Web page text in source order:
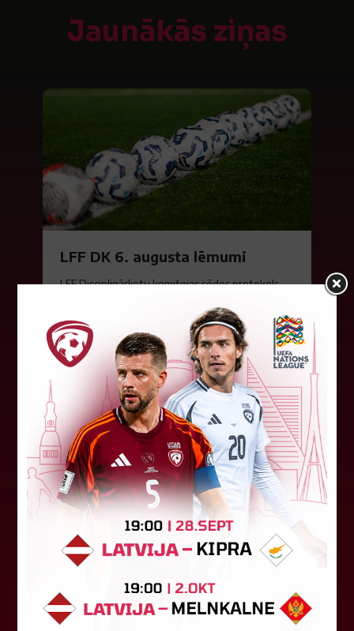
Jaunākās ziņas
LFF DK 6. augusta lēmumi
LFF Disciplinārlietu komitejas sēdes protokols
Piedalās:Komitejas locekļi: Jevgenija
Tverjanoviča-Bore, Raivis Grīnbergs...
07. augusts 2026.
"Riga FC" iegūst handikapu, RFS
būs jāatspēlējas